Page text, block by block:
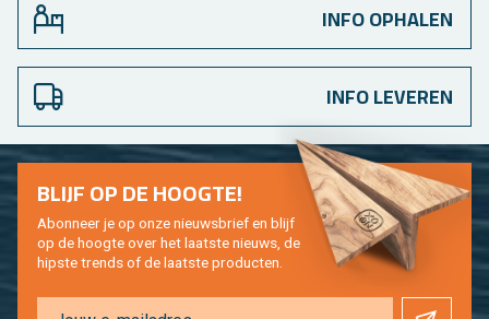
INFO OPHALEN
INFO LEVEREN
BLIJF OP DE HOOG­TE!
Abon­neer je op onze nieuws­brief en blijf
op de hoog­te over het laat­ste nieuws, de
hip­s­te trends of de laat­ste pro­duc­ten.